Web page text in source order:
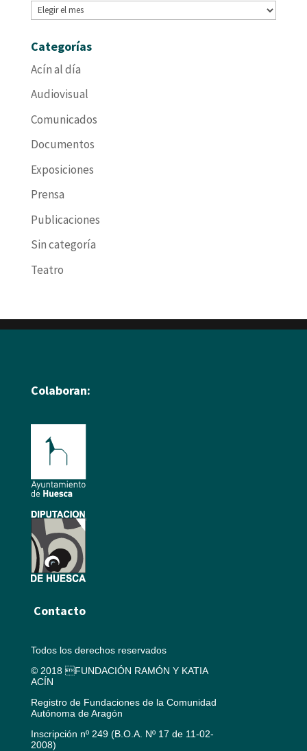
Archivos
Categorías
Acín al día
Audiovisual
Comunicados
Documentos
Exposiciones
Prensa
Publicaciones
Sin categoría
Teatro
Colaboran:
Contacto
Todos los derechos reservados
© 2018 FUNDACIÓN RAMÓN Y KATIA
ACÍN
Registro de Fundaciones de la Comunidad
Autónoma de Aragón
Inscripción nº 249 (B.O.A. Nº 17 de 11-02-
2008)